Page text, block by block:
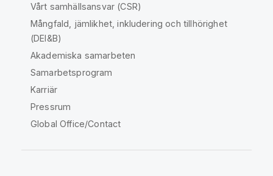
Vårt samhällsansvar (CSR)
Mångfald, jämlikhet, inkludering och tillhörighet
(DEI&B)
Akademiska samarbeten
Samarbetsprogram
Karriär
Pressrum
Global Office/Contact